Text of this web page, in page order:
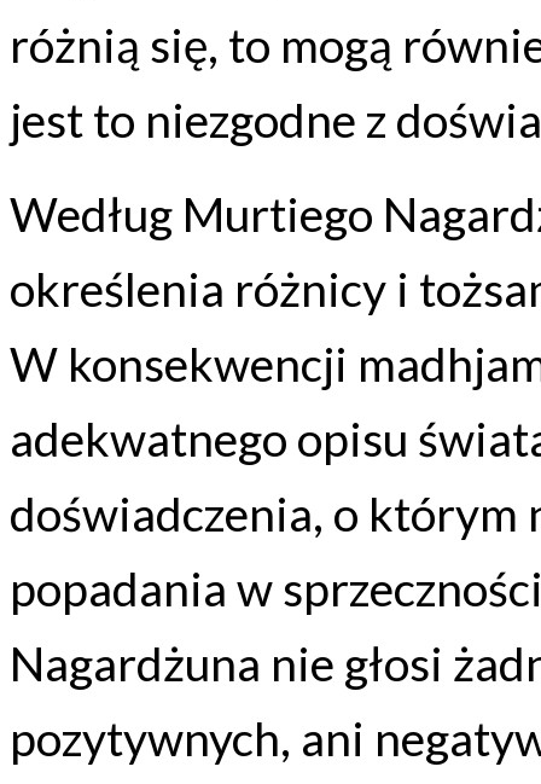
różnią się, to mogą
jest to niezgodne z
Według Murtiego
określenia różnicy i
W konsekwencji
adekwatnego opisu
doświadczenia, o którym
popadania w
Nagardżuna nie głosi
pozytywnych, ani